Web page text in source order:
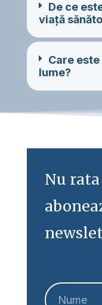
De ce
viață
Care
lume?
Nu